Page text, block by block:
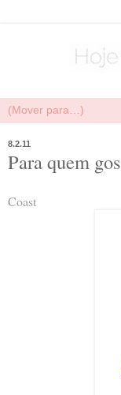
8.2.11
Para quem
Coast